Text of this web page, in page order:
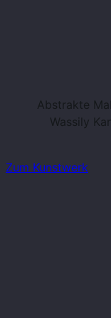
Abstrakte
Wassily
Zum Kunstwerk